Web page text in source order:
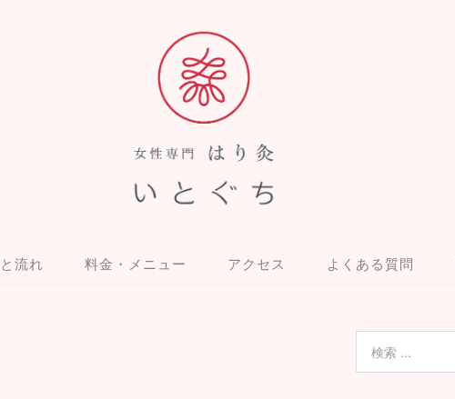
流れ 料金・メニュー アクセス よくある質問